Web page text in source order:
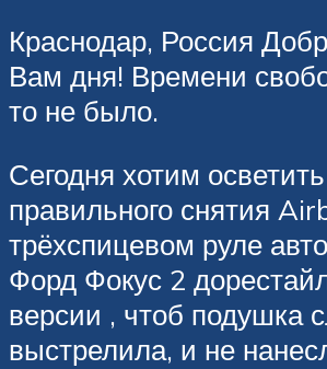
Краснодар, Россия
Вам дня! Времени
то не было.
Сегодня хотим
правильного снятия
трёхспицевом руле
Форд Фокус 2
версии , чтоб подушка
выстрелила, и не